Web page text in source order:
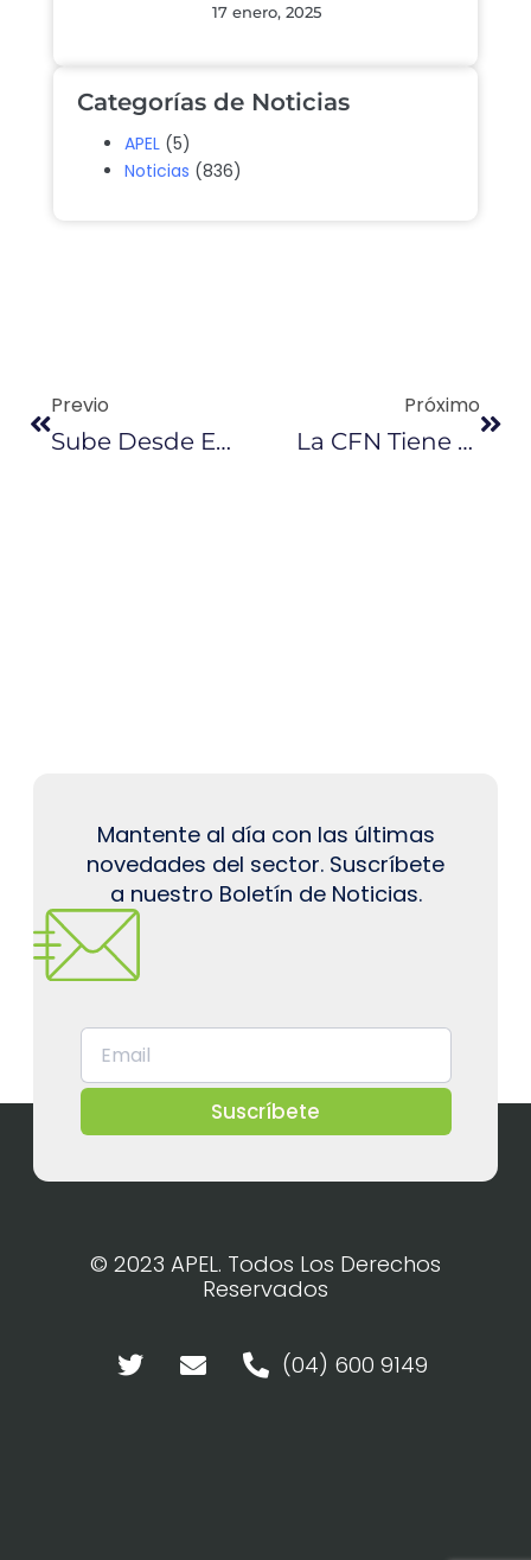
17 enero, 2025
Categorías de Noticias
APEL (5)
Noticias (836)
Previo
Sube Desde Este Martes Costo De Diésel Para Secto
Próximo
La CFN Tiene Nueva Línea De Crédito
Mantente al día con las últimas
novedades del sector. Suscríbete
a nuestro Boletín de Noticias.
Suscríbete
© 2023 APEL. Todos Los Derechos
Reservados
(04) 600 9149